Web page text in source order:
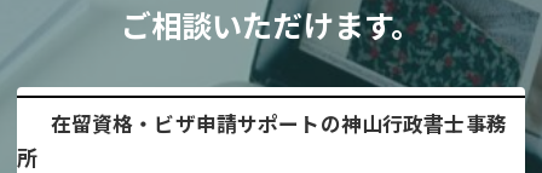
ご相談いただけます。
在留資格・ビザ申請サポートの神山行政書士事務
所